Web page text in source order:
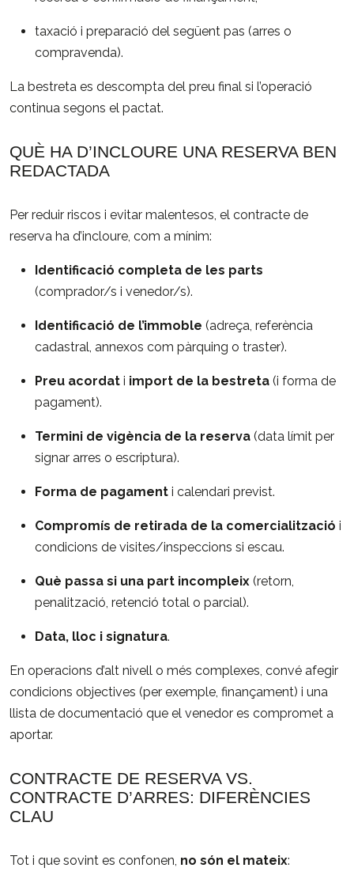
taxació i preparació del següent pas (arres o
compravenda).
La bestreta es descompta del preu final si l’operació
continua segons el pactat.
QUÈ HA D’INCLOURE UNA RESERVA BEN
REDACTADA
Per reduir riscos i evitar malentesos, el contracte de
reserva ha d’incloure, com a mínim:
Identificació completa de les parts
(comprador/s i venedor/s).
Identificació de l’immoble (adreça, referència
cadastral, annexos com pàrquing o traster).
Preu acordat i import de la bestreta (i forma de
pagament).
Termini de vigència de la reserva (data límit per
signar arres o escriptura).
Forma de pagament i calendari previst.
Compromís de retirada de la comercialització i
condicions de visites/inspeccions si escau.
Què passa si una part incompleix (retorn,
penalització, retenció total o parcial).
Data, lloc i signatura.
En operacions d’alt nivell o més complexes, convé afegir
condicions objectives (per exemple, finançament) i una
llista de documentació que el venedor es compromet a
aportar.
CONTRACTE DE RESERVA VS.
CONTRACTE D’ARRES: DIFERÈNCIES
CLAU
Tot i que sovint es confonen, no són el mateix: